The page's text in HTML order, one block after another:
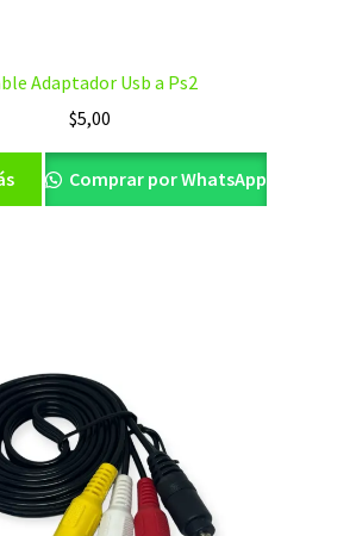
Adaptador Usb a Ps2
$5,00
Comprar por WhatsApp